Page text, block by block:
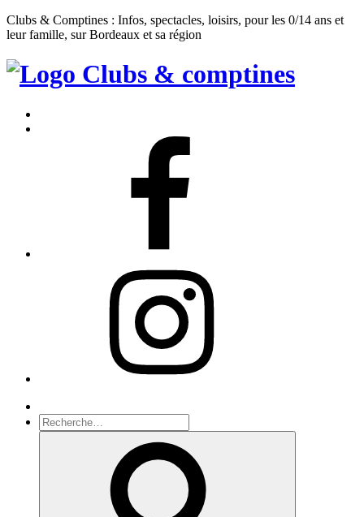
Clubs & Comptines : Infos, spectacles, loisirs, pour les 0/14 ans et
leur famille, sur Bordeaux et sa région
Clubs
Comptines
Recherche
pour